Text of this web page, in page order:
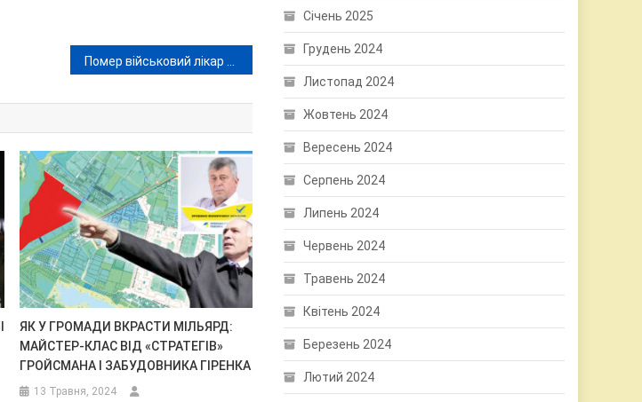
ЯК У ГРОМАДИ ВКРАСТИ МІЛЬЯРД:
МАЙСТЕР-КЛАС ВІД «СТРАТЕГІВ»
ГРОЙСМАНА І ЗАБУДОВНИКА ГІРЕНКА
13 Травня, 2024
Січень 2025
Грудень 2024
Листопад 2024
Жовтень 2024
Вересень 2024
Серпень 2024
Липень 2024
Червень 2024
Травень 2024
Квітень 2024
Березень 2024
Лютий 2024